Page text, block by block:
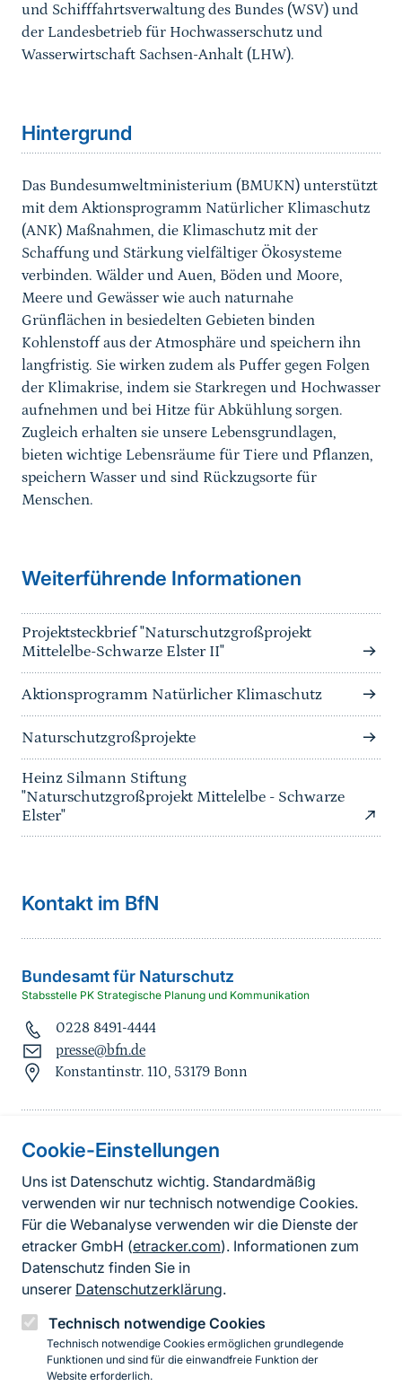
Cookie-Einstellungen
Uns ist Datenschutz wichtig. Standardmäßig
verwenden wir nur technisch notwendige Cookies.
Für die Webanalyse verwenden wir die Dienste der
etracker GmbH (etracker.com). Informationen zum
Datenschutz finden Sie in
unserer Datenschutzerklärung.
Technisch notwendige Cookies
Technisch notwendige Cookies ermöglichen grundlegende
Funktionen und sind für die einwandfreie Funktion der
Website erforderlich.
und Schifffahrtsverwaltung des Bundes (WSV) und
der Landesbetrieb für Hochwasserschutz und
Wasserwirtschaft Sachsen-Anhalt (LHW).
Hintergrund
Das Bundesumweltministerium (BMUKN) unterstützt
mit dem Aktionsprogramm Natürlicher Klimaschutz
(ANK) Maßnahmen, die Klimaschutz mit der
Schaffung und Stärkung vielfältiger Ökosysteme
verbinden. Wälder und Auen, Böden und Moore,
Meere und Gewässer wie auch naturnahe
Grünflächen in besiedelten Gebieten binden
Kohlenstoff aus der Atmosphäre und speichern ihn
langfristig. Sie wirken zudem als Puffer gegen Folgen
der Klimakrise, indem sie Starkregen und Hochwasser
aufnehmen und bei Hitze für Abkühlung sorgen.
Zugleich erhalten sie unsere Lebensgrundlagen,
bieten wichtige Lebensräume für Tiere und Pflanzen,
speichern Wasser und sind Rückzugsorte für
Menschen.
Weiterführende Informationen
Projektsteckbrief "Naturschutzgroßprojekt
Mittelelbe-Schwarze Elster II"
Aktionsprogramm Natürlicher Klimaschutz
Naturschutzgroßprojekte
Heinz Silmann Stiftung
"Naturschutzgroßprojekt Mittelelbe - Schwarze
Elster"
Kontakt im BfN
Bundesamt für Naturschutz
Stabsstelle PK Strategische Planung und Kommunikation
0228 8491-4444
presse@bfn.de
Konstantinstr. 110, 53179 Bonn
Informationen zur Seite
FußzeileKontakt zum BfN
Kontaktformular
Erklärung zur Barrierefreiheit
Impressum
Datenschutz